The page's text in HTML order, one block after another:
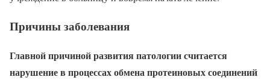
Причины заболевания
Главной причиной развития патологии считается
нарушение в процессах обмена протеиновых соединений